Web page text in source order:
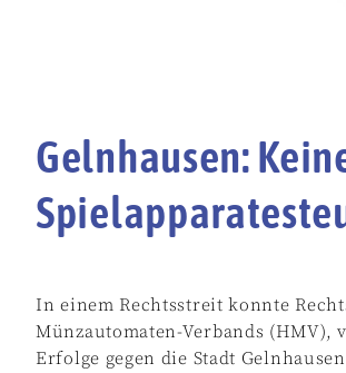
Gelnhausen:
In einem Rechtsstreit konnte
Münzautomaten-Verbands
Erfolge gegen die Stadt